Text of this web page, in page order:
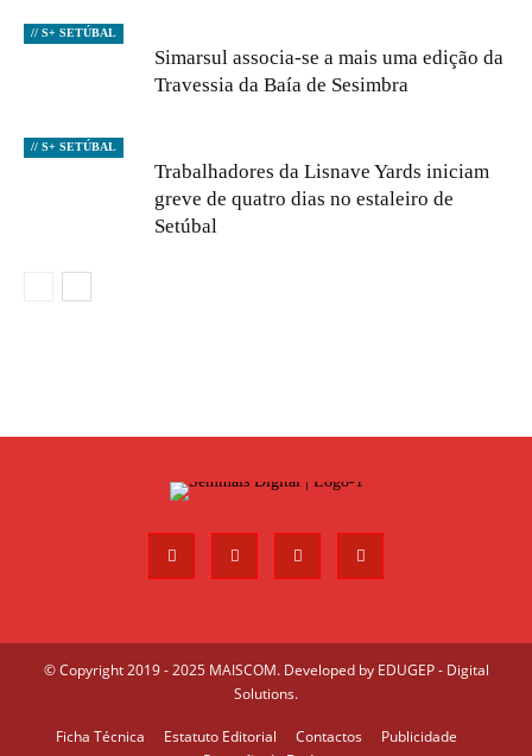
// S+ SETÚBAL
Simarsul associa-se a mais uma edição da
Travessia da Baía de Sesimbra
// S+ SETÚBAL
Trabalhadores da Lisnave Yards iniciam
greve de quatro dias no estaleiro de
Setúbal
© Copyright 2019 - 2025 MAISCOM. Developed by EDUGEP - Digital
Solutions.
Ficha Técnica Estatuto Editorial Contactos
Publicidade